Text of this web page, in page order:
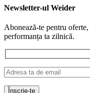
Newsletter-ul Weider
Abonează-te pentru
performanța ta zilnică.